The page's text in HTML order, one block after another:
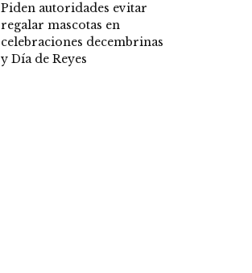
Piden autoridades evitar
regalar mascotas en
celebraciones decembrinas
y Día de Reyes